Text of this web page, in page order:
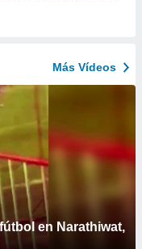
Más Vídeos
en Narathiwat,